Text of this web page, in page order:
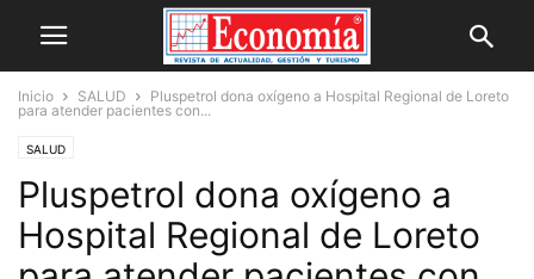
Inicio SALUD
Pluspetrol dona oxígeno a Hospital Regional de Loreto
para atender pacientes con...
SALUD
Pluspetrol dona oxígeno a
Hospital Regional de Loreto